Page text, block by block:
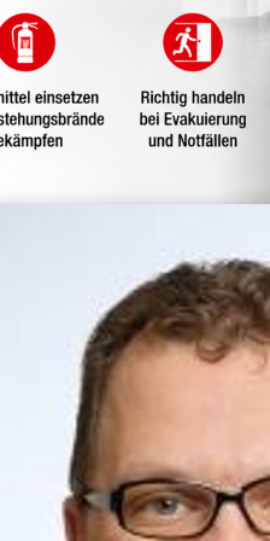
DRK als
Girls’ Day and
Praktikum in der
Ausbildung in der